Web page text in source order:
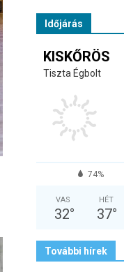
Időjárás
KISKŐRÖS
Tiszta Égbolt
74%
VAS
32°
HÉT
37°
További hírek